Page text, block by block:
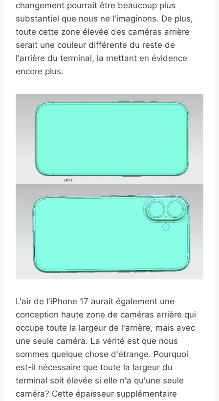
changement pourrait être beaucoup plus
substantiel que nous ne l'imaginons. De plus,
toute cette zone élevée des caméras arrière
serait une couleur différente du reste de
l'arrière du terminal, la mettant en évidence
encore plus.
L'air de l'iPhone 17 aurait également une
conception haute zone de caméras arrière qui
occupe toute la largeur de l'arrière, mais avec
une seule caméra. La vérité est que nous
sommes quelque chose d'étrange. Pourquoi
est-il nécessaire que toute la largeur du
terminal soit élevée si elle n'a qu'une seule
caméra? Cette épaisseur supplémentaire